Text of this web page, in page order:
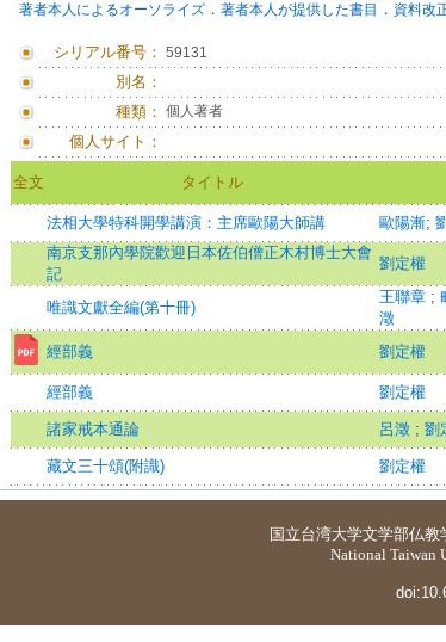
著者本人によるオーソライズ． 著者本人が提供した書目 ． 資料改
シリアル番号： 59131
別名：
種類： 個人著者
個人サイト：
全文 タイトル
法相大學特科開學講演：主席歐陽大師講
歐陽漸;
南京支那內學院歡迎日本佐伯僧正木村博士大會
記
劉定權
唯識文獻全編(第十冊)
王聯章 ;
澂
經部義 劉定權
經部義 劉定權
諸家戒本通論 呂澂 ; 劉
藏文三十頌(附識) 劉定權
国立台湾大学文学部仏教
National Taiwan